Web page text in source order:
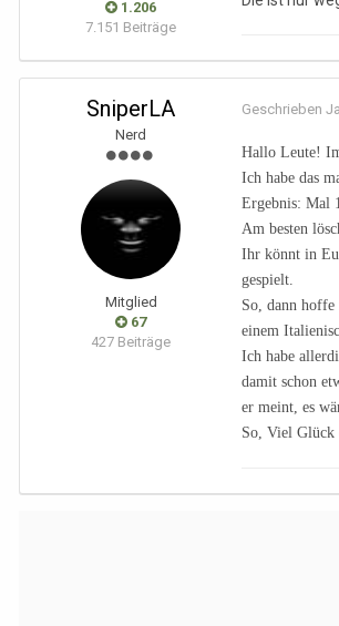
1.206
7.151 Beiträge
SniperLA
Nerd
Mitglied
67
427 Beiträge
Geschrieben
Hallo Leute!
Ich habe das
Ergebnis: Mal
Am besten
Ihr könnt in
gespielt.
So, dann
einem
Ich habe
damit schon
er meint, es
So, Viel Glück